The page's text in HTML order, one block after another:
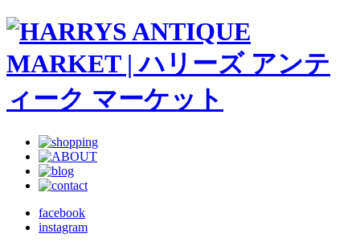
facebook
instagram